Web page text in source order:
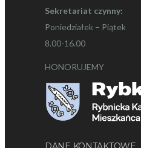
Sekretariat czynny:
Poniedziałek – Piątek
8.00-16.00
HONORUJEMY